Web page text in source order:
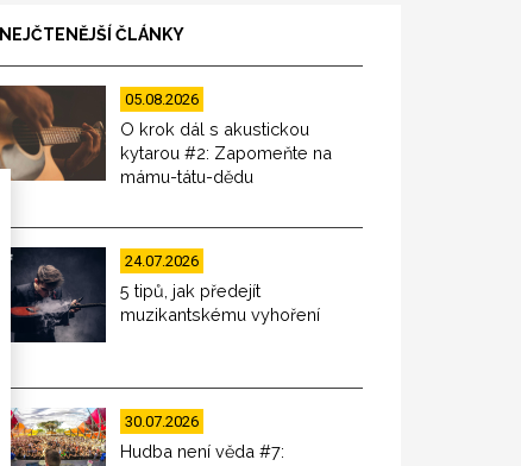
NEJČTENĚJŠÍ ČLÁNKY
05.08.2026
O krok dál s akustickou
kytarou #2: Zapomeňte na
mámu-tátu-dědu
24.07.2026
5 tipů, jak předejít
muzikantskému vyhoření
30.07.2026
Hudba není věda #7: